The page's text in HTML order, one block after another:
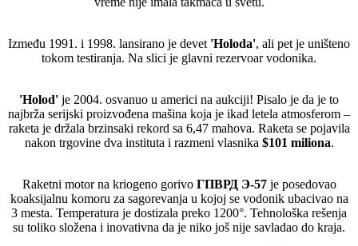
Između 1991. i 1998. lansirano je devet 'Holoda', ali pet je uništeno
tokom testiranja. Na slici je glavni rezervoar vodonika.
'Holod' je 2004. osvanuo u americi na aukciji! Pisalo je da je to
najbrža serijski proizvođena mašina koja je ikad letela atmosferom –
raketa je držala brzinsaki rekord sa 6,47 mahova. Raketa se pojavila
nakon trgovine dva instituta i razmeni vlasnika $101 miliona.
Raketni motor na kriogeno gorivo ГПВРД Э-57je posedovao
koaksijalnu komoru za sagorevanja u kojoj se vodonik ubacivao na
3 mesta. Temperatura je dostizala preko 1200°. Tehnološka rešenja
su toliko složena i inovativna da je niko još nije savladao do kraja.